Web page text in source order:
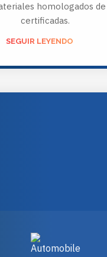
homologados
certificadas.
SEGUIR LEYENDO